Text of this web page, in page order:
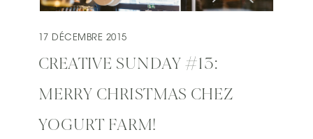
17 DÉCEMBRE 2015
CREATIVE SUNDAY #13:
MERRY CHRISTMAS CHEZ
YOGURT FARM!